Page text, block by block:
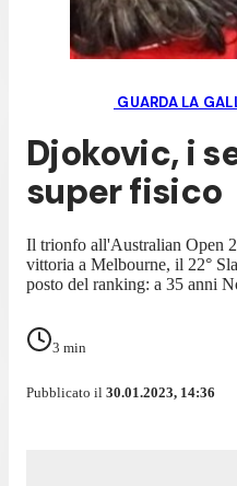
GUARDA LA
Djokovic, i
super fisico
Il trionfo all'Australian Open
vittoria a Melbourne, il 22°
posto del ranking: a 35 anni
3 min
Pubblicato il 30.01.2023, 14:36